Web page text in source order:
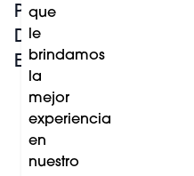
PROCESO DE
DIGITALIZACIÓN
EN EL SECTOR
que
le
brindamos
la
mejor
experiencia
en
nuestro